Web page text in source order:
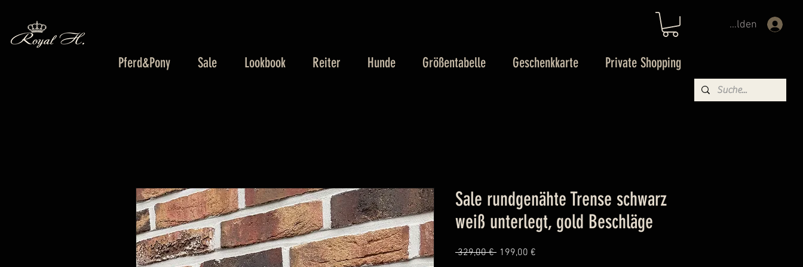
Pferd&Pony Sale Lookbook Reiter Hunde Größentabelle Geschenkkarte Private Shopping
Anmelden
Sale rundgenähte Trense schwarz
weiß unterlegt, gold Beschläge
329,00 € Standardpreis
199,00 €